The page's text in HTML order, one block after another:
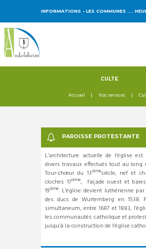
INFORMATIONS - LES COMMUNES ….
CULTE
Accueil Vos services
PAROISSE PROTESTANTE
L’architecture actuelle de l’église
divers travaux effectués tout au long
Tour-chœur du 13ièmesiècle, nef et
cloches 17ième, façade ouest et
19ième. L’église devient luthérienne
des ducs de Wurtemberg en 1538.
simultaneum, entre 1687 et 1883,
les communautés catholique et
jusqu’à la construction de l’église